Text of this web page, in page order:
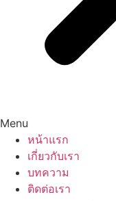
Menu
หน้าแรก
เกี่ยวกับเรา
บทความ
ติดต่อเรา